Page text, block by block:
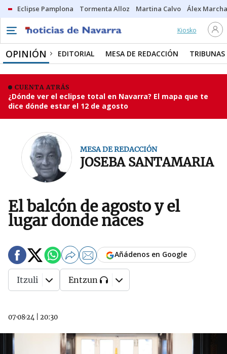
Eclipse Pamplona Tormenta Alloz Martina Calvo Álex
Kiosko
OPINIÓN EDITORIAL MESA DE REDACCIÓN TRIBUNAS
CUENTA ATRÁS
¿Dónde ver el eclipse total en Navarra? El mapa que te
dice dónde estar el 12 de agosto
MESA DE REDACCIÓN
JOSEBA SANTAMARIA
El balcón de agosto y el
lugar donde naces
07·08·24 20:30
Añádenos en Google
Itzuli Entzun